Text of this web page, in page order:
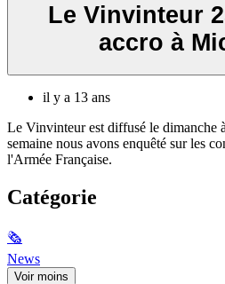
Le Vinvinteur
accro à
il y a 13 ans
Le Vinvinteur est diffusé le dimanche
semaine nous avons enquêté sur les
l'Armée Française.
Catégorie
🗞
News
Voir moins